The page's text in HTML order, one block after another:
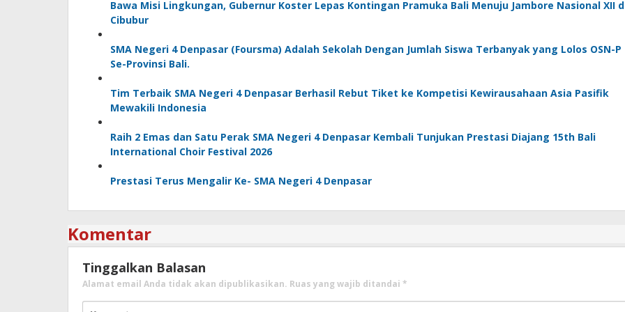
Bawa Misi Lingkungan, Gubernur Koster Lepas Kontingan Pramuka Bali Menuju Jambore Nasional XII
Cibubur
SMA Negeri 4 Denpasar (Foursma) Adalah Sekolah Dengan Jumlah Siswa Terbanyak yang Lolos OSN-P
Se-Provinsi Bali.
Tim Terbaik SMA Negeri 4 Denpasar Berhasil Rebut Tiket ke Kompetisi Kewirausahaan Asia Pasifik
Mewakili Indonesia
Raih 2 Emas dan Satu Perak SMA Negeri 4 Denpasar Kembali Tunjukan Prestasi Diajang 15th Bali
International Choir Festival 2026
Prestasi Terus Mengalir Ke- SMA Negeri 4 Denpasar
Komentar
Tinggalkan Balasan
Alamat email Anda tidak akan dipublikasikan. Ruas yang wajib ditandai *